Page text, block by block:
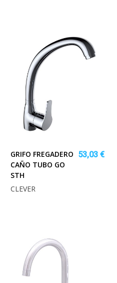
GRIFO FREGADERO
CAÑO TUBO GO
STH
53,03 €
CLEVER